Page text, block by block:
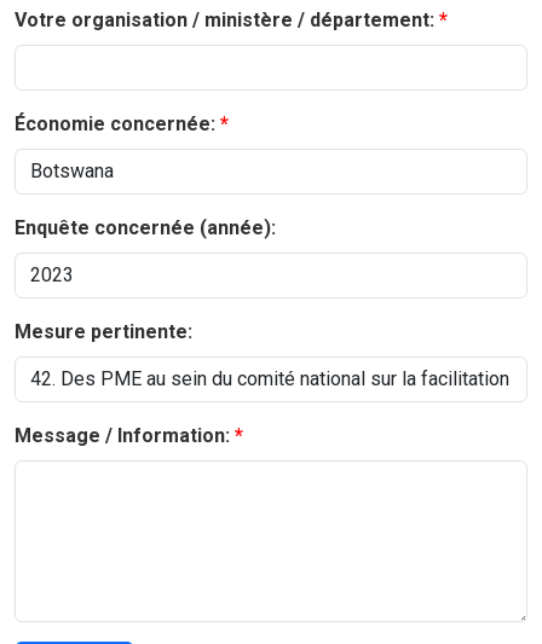
Votre organisation / ministère / département:
Économie concernée:
Enquête concernée (année):
Mesure pertinente:
Message / Information: